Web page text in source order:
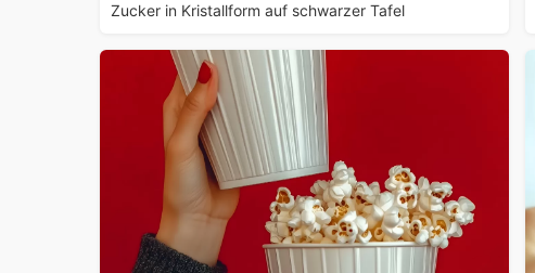
Zucker in Kristallform auf schwarzer Tafel